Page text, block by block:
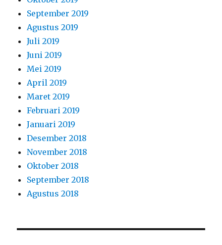
Februari 2019
Januari 2019
Desember 2018
November 2018
Oktober 2018
September 2018
Agustus 2018
KATEGORI
AC Portable
AIR COOLER
air cooler dan misty fan